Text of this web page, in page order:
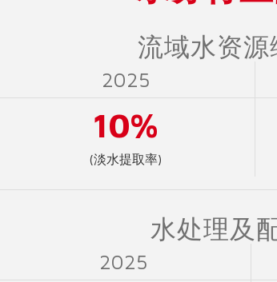
流域水资源
2025
10%
(淡水提取率)
水处理及
2025